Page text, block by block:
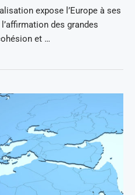
expose l’Europe à ses
des grandes
et …